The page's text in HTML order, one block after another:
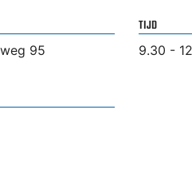
95
TIJD
9.30 -